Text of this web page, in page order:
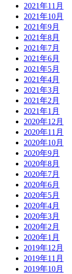
2021年11月
2021年10月
2021年9月
2021年8月
2021年7月
2021年6月
2021年5月
2021年4月
2021年3月
2021年2月
2021年1月
2020年12月
2020年11月
2020年10月
2020年9月
2020年8月
2020年7月
2020年6月
2020年5月
2020年4月
2020年3月
2020年2月
2020年1月
2019年12月
2019年11月
2019年10月